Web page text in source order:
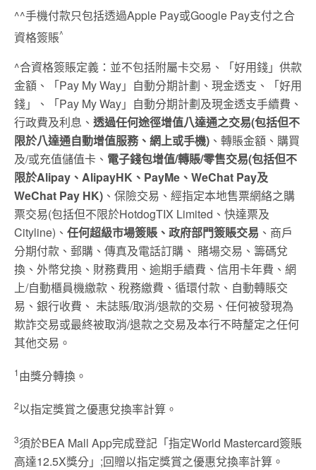
^^手機付款只包括透過Apple Pay或Google Pay支付之合
資格簽賬^
^合資格簽賬定義：並不包括附屬卡交易、「好用錢」供款
金額、「Pay My Way」自動分期計劃、現金透支、「好用
錢」、「Pay My Way」自動分期計劃及現金透支手續費、
行政費及利息、 透過任何途徑增值八達通之交易(包括但不
限於八達通自動增值服務、網上或手機) 、轉賬金額、購買
及/或充值儲值卡、 電子錢包增值/轉賬/零售交易(包括但不
限於Alipay 、 AlipayHK 、 PayMe 、 WeChat Pay及
WeChat Pay HK) 、保險交易、經指定本地售票網絡之購
票交易(包括但不限於HotdogTIX Limited、快達票及
Cityline)、 任何超級市場簽賬、政府部門簽賬交易 、商戶
分期付款、郵購、傳真及電話訂購、 賭場交易、籌碼兌
換、外幣兌換、財務費用、逾期手續費、信用卡年費、網
上/自動櫃員機繳款、稅務繳費、循環付款、自動轉賬交
易、銀行收費、 未誌賬/取消/退款的交易、任何被發現為
欺詐交易或最終被取消/退款之交易及本行不時釐定之任何
其他交易。
1由獎分轉換。
2以指定獎賞之優惠兌換率計算。
3須於BEA Mall App完成登記「指定World Mastercard簽賬
高達12.5X獎分」;回贈以指定獎賞之優惠兌換率計算。